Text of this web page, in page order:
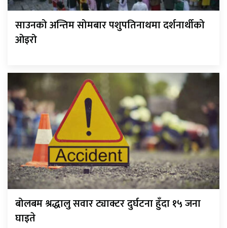
साउनको अन्तिम सोमबार पशुपतिनाथमा दर्शनार्थीको
ओइरो
बोलबम श्रद्धालु सवार ट्याक्टर दुर्घटना हुँदा १५ जना
घाइते